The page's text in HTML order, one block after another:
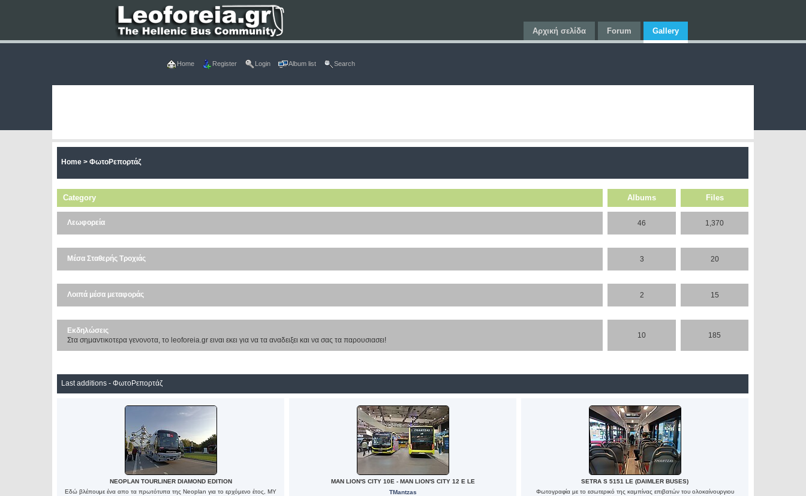
Αρχική σελίδα Forum Gallery
Home Register Login Album list Search
Home >ΦωτοΡεπορτάζ
Category Albums Files
Λεωφορεία 46 1,370
Μέσα Σταθερής Τροχιάς 3 20
Λοιπά μέσα μεταφοράς 2 15
Εκδηλώσεις
Στα σημαντικοτερα γενονοτα, το leoforeia.gr ειναι εκει για να τα αναδειξει και να σας τα παρουσιασει!
10 185
Last additions - ΦωτοΡεπορτάζ
NEOPLAN TOURLINER DIAMOND EDITION
Εδώ βλέπουμε ένα απο τα πρωτότυπα της Neoplan για το ερχόμενο έτος, MY
MAN LION'S CITY 10E - MAN LION'S CITY 12 E LE
TMantzas
SETRA S 5151 LE (DAIMLER BUSES)
Φωτογραφία με το εσωτερικό της καμπίνας επιβατών του ολοκαίνουργιου